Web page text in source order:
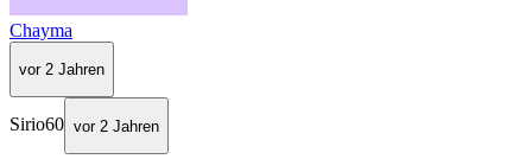
Chayma
vor 2 Jahren
Sirio60 vor 2 Jahren